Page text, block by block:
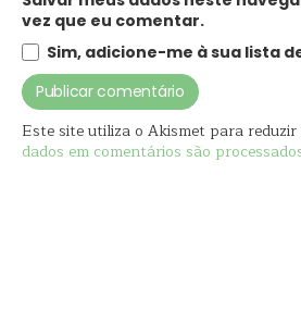
vez que eu comentar.
Sim, adicione-me à sua lista
Este site utiliza o Akismet para reduzir
dados em comentários são